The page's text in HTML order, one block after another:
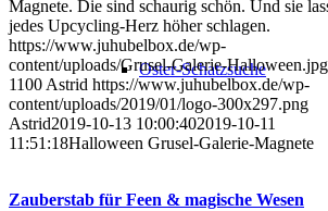
Oster-Schatzsuche
Magnete. Die sind schaurig schön. Und sie
jedes Upcycling-Herz höher schlagen.
https://www.juhubelbox.de/wp-
content/uploads/Grusel-Galerie-Halloween.jpg
1100 Astrid https://www.juhubelbox.de/wp-
content/uploads/2019/01/logo-300x297.png
Astrid2019-10-13 10:00:402019-10-11
11:51:18Halloween Grusel-Galerie-Magnete
Zauberstab für Feen & magische Wesen